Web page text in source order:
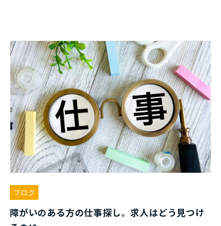
ブログ
障がいのある方の仕事探し。求人はどう見つけ